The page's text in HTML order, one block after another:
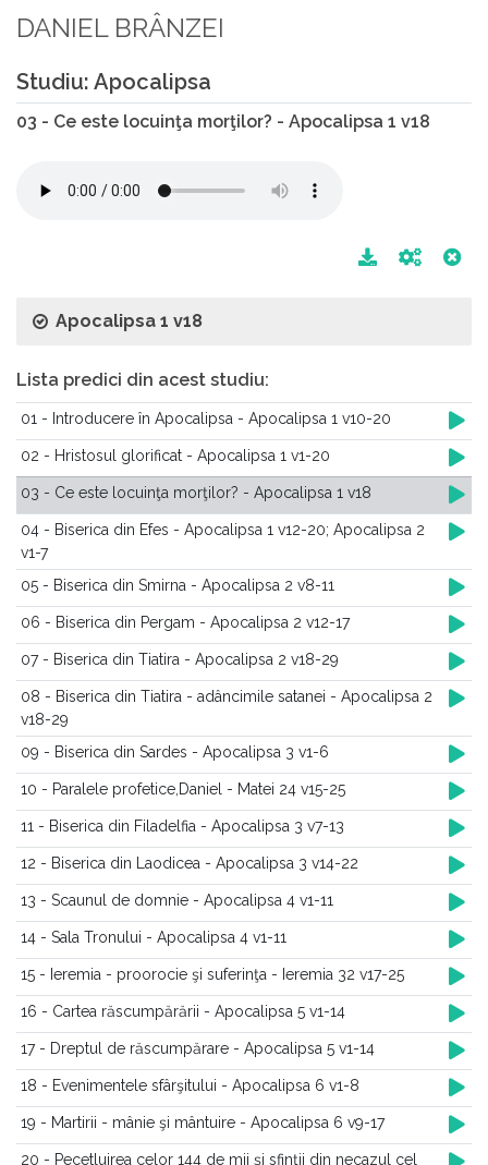
DANIEL BRÂNZEI
Studiu: Apocalipsa
03 - Ce este locuinţa morţilor? - Apocalipsa 1 v18
Apocalipsa 1 v18
Lista predici din acest studiu:
01 - Introducere în Apocalipsa - Apocalipsa 1 v10-20
02 - Hristosul glorificat - Apocalipsa 1 v1-20
03 - Ce este locuinţa morţilor? - Apocalipsa 1 v18
04 - Biserica din Efes - Apocalipsa 1 v12-20; Apocalipsa 2
v1-7
05 - Biserica din Smirna - Apocalipsa 2 v8-11
06 - Biserica din Pergam - Apocalipsa 2 v12-17
07 - Biserica din Tiatira - Apocalipsa 2 v18-29
08 - Biserica din Tiatira - adâncimile satanei - Apocalipsa 2
v18-29
09 - Biserica din Sardes - Apocalipsa 3 v1-6
10 - Paralele profetice,Daniel - Matei 24 v15-25
11 - Biserica din Filadelfia - Apocalipsa 3 v7-13
12 - Biserica din Laodicea - Apocalipsa 3 v14-22
13 - Scaunul de domnie - Apocalipsa 4 v1-11
14 - Sala Tronului - Apocalipsa 4 v1-11
15 - Ieremia - proorocie şi suferinţa - Ieremia 32 v17-25
16 - Cartea răscumpărării - Apocalipsa 5 v1-14
17 - Dreptul de răscumpărare - Apocalipsa 5 v1-14
18 - Evenimentele sfârşitului - Apocalipsa 6 v1-8
19 - Martirii - mânie şi mântuire - Apocalipsa 6 v9-17
20 - Pecetluirea celor 144 de mii şi sfinţii din necazul cel